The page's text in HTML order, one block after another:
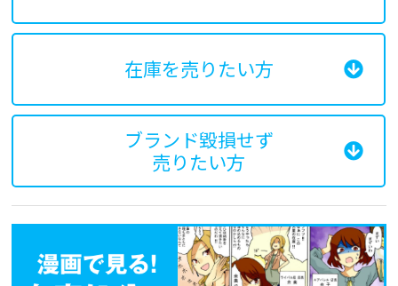
在庫を売りたい方
ブランド毀損せず
売りたい方